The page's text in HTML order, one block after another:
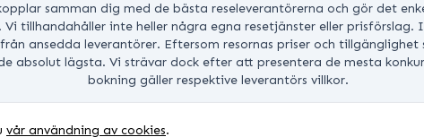
vår användning av cookies.
samman dig med de bästa reseleverantörerna och gör det
tillhandahåller inte heller några egna resetjänster eller
ansedda leverantörer. Eftersom resornas priser och
absolut lägsta. Vi strävar dock efter att presentera de mesta
bokning gäller respektive leverantörs villkor.